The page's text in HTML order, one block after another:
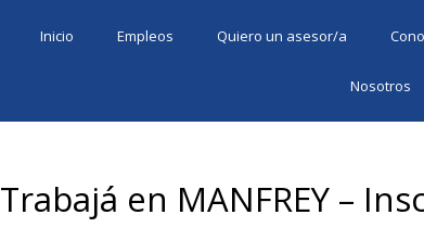
Inicio Empleos Quiero un asesor/a
Nosotros
Trabajá en MANFREY –